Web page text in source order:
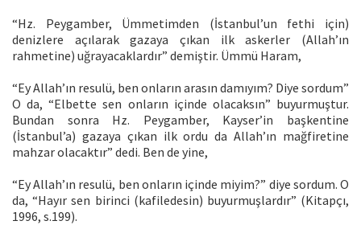
“Hz. Peygamber, Ümmetimden (İstanbul’un fethi için)
denizlere açılarak gazaya çıkan ilk askerler (Allah’ın
rahmetine) uğrayacaklardır” demiştir. Ümmü Haram,
“Ey Allah’ın resulü, ben onların arasın damıyım? Diye sordum”
O da, “Elbette sen onların içinde olacaksın” buyurmuştur.
Bundan sonra Hz. Peygamber, Kayser’in başkentine
(İstanbul’a) gazaya çıkan ilk ordu da Allah’ın mağfiretine
mahzar olacaktır” dedi. Ben de yine,
“Ey Allah’ın resulü, ben onların içinde miyim?” diye sordum. O
da, “Hayır sen birinci (kafiledesin) buyurmuşlardır” (Kitapçı,
1996, s.199).